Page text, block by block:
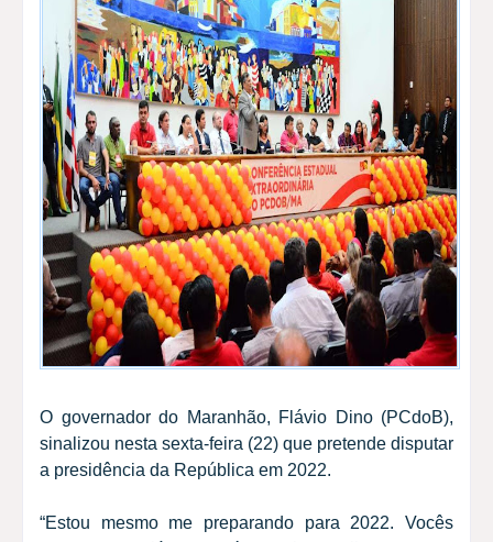
O governador do Maranhão, Flávio Dino (PCdoB),
sinalizou nesta sexta-feira (22) que pretende disputar
a presidência da República em 2022.
“Estou mesmo me preparando para 2022. Vocês